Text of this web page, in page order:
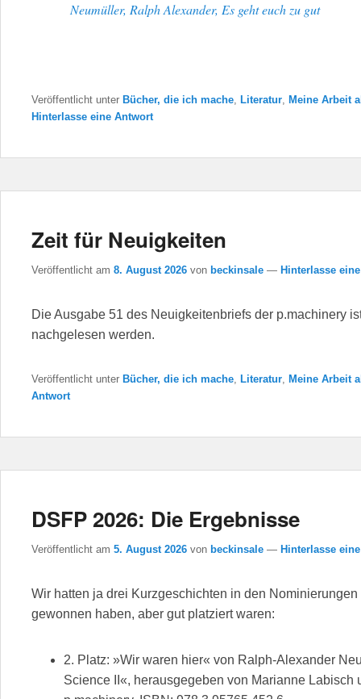
Neumüller, Ralph Alexander, Es geht euch zu gut
Veröffentlicht unter Bücher, die ich mache, Literatur, Meine Arbeit
Hinterlasse eine Antwort
Zeit für Neuigkeiten
Veröffentlicht am 8. August 2026 von beckinsale — Hinterlasse
Die Ausgabe 51 des Neuigkeitenbriefs der p.machinery
nachgelesen werden.
Veröffentlicht unter Bücher, die ich mache, Literatur, Meine Arbeit
Antwort
DSFP 2026: Die Ergebnisse
Veröffentlicht am 5. August 2026 von beckinsale — Hinterlasse
Wir hatten ja drei Kurzgeschichten in den
gewonnen haben, aber gut platziert waren:
2. Platz: »Wir waren hier« von Ralph-Alexander
Science II«, herausgegeben von Marianne Labisch